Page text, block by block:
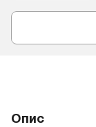
Опис